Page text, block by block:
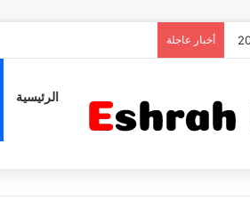
أخبار عاجلة
الرئيسية